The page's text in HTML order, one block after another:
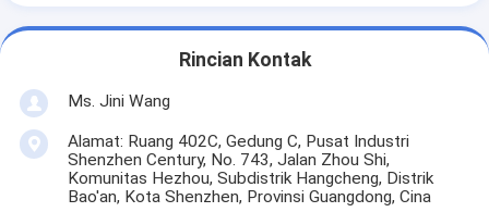
Rincian Kontak
Ms. Jini Wang
Alamat: Ruang 402C, Gedung C, Pusat Industri
Shenzhen Century, No. 743, Jalan Zhou Shi,
Komunitas Hezhou, Subdistrik Hangcheng, Distrik
Bao'an, Kota Shenzhen, Provinsi Guangdong, Cina